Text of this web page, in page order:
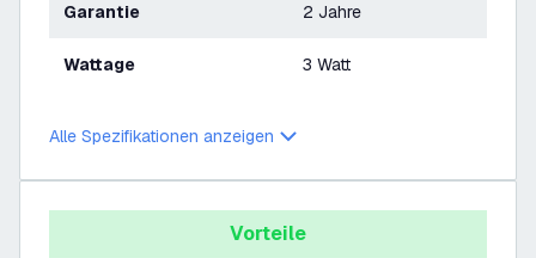
Garantie 2 Jahre
Wattage 3 Watt
Alle Spezifikationen anzeigen
Vorteile